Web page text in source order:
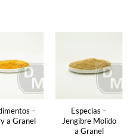
–
a Granel
Especias –
Jengibre Molido
a Granel